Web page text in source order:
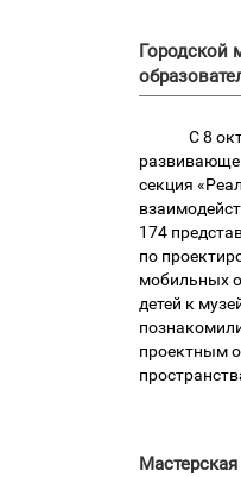
Городской
С 8
секция
174
по
мобильных
детей к
проектным